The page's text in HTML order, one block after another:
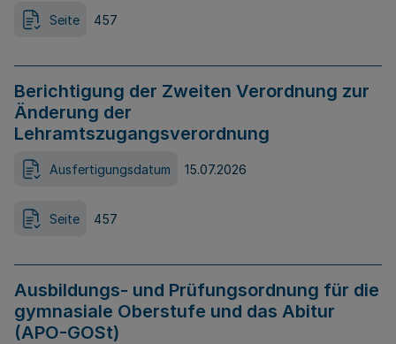
Seite 457
Berichtigung der Zweiten Verordnung zur
Änderung der
Lehramtszugangsverordnung
Ausfertigungsdatum 15.07.2026
Seite 457
Ausbildungs- und Prüfungsordnung für die
gymnasiale Oberstufe und das Abitur
(APO-GOSt)